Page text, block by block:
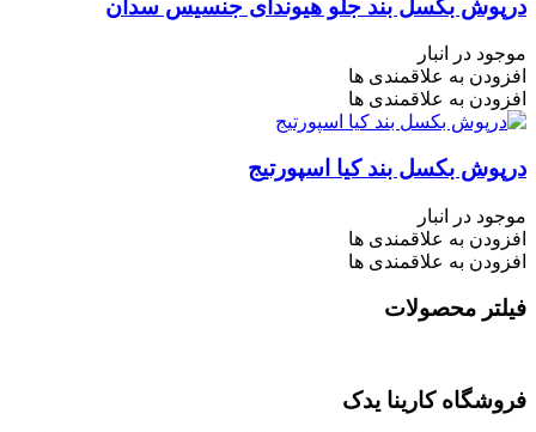
درپوش بکسل بند جلو هیوندای جنسیس سدان
موجود در انبار
افزودن به علاقمندی ها
افزودن به علاقمندی ها
درپوش بکسل بند کیا اسپورتیج
موجود در انبار
افزودن به علاقمندی ها
افزودن به علاقمندی ها
فیلتر محصولات
فروشگاه کارینا یدک